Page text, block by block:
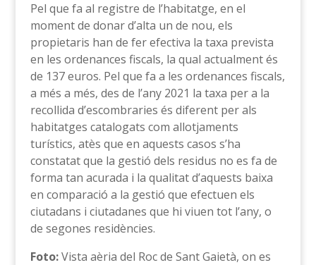
Pel que fa al registre de l’habitatge, en el
moment de donar d’alta un de nou, els
propietaris han de fer efectiva la taxa prevista
en les ordenances fiscals, la qual actualment és
de 137 euros. Pel que fa a les ordenances fiscals,
a més a més, des de l’any 2021 la taxa per a la
recollida d’escombraries és diferent per als
habitatges catalogats com allotjaments
turístics, atès que en aquests casos s’ha
constatat que la gestió dels residus no es fa de
forma tan acurada i la qualitat d’aquests baixa
en comparació a la gestió que efectuen els
ciutadans i ciutadanes que hi viuen tot l’any, o
de segones residències.
Foto:Vista aèria del Roc de Sant Gaietà, on es